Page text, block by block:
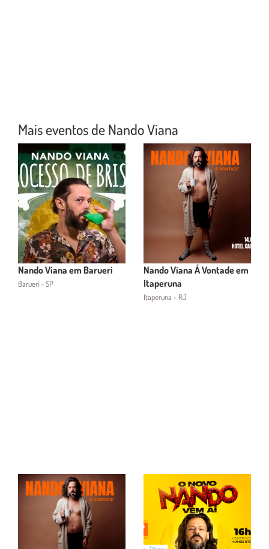
Mais eventos de Nando Viana
Nando Viana em Barueri
Barueri - SP
Nando Viana Á Vontade em
Itaperuna
Itaperuna - RJ